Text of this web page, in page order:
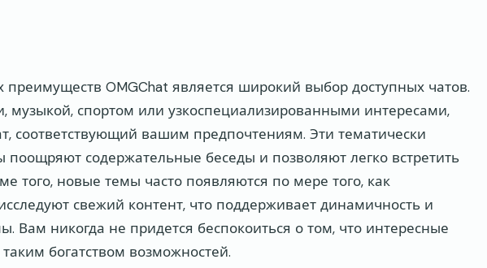
OMGChat является широкий выбор доступных чатов.
музыкой, спортом или узкоспециализированными интересами,
соответствующий вашим предпочтениям. Эти тематически
содержательные беседы и позволяют легко встретить
того, новые темы часто появляются по мере того, как
свежий контент, что поддерживает динамичность и
Вам никогда не придется беспокоиться о том, что интересные
богатством возможностей.